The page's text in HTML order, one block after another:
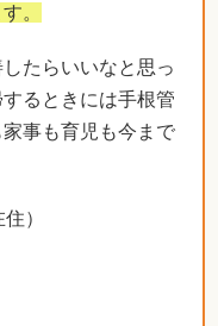
。
たらいいなと思っ
るときには手根管
事も育児も今まで
）